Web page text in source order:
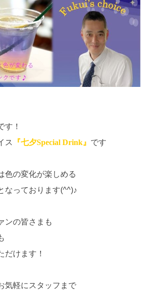
す！
ス
『七夕Special Drink』 です
色の変化が楽しめる
なっております(^^)♪
ンの皆さまも
だけます！
気軽にスタッフまで